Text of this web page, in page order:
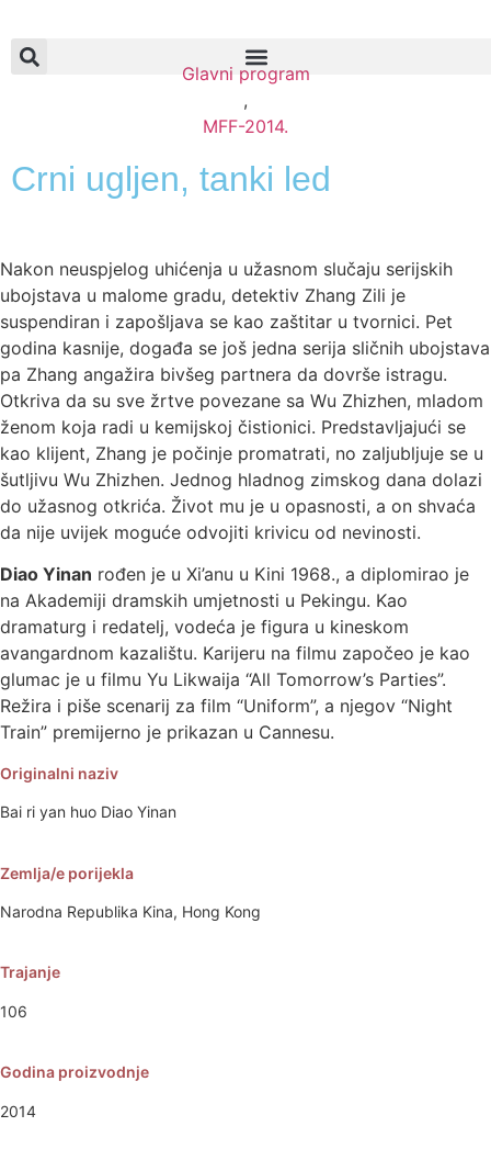
Glavni program
,
MFF-2014.
Crni ugljen, tanki led
Originalni naziv
Bai ri yan huo Diao Yinan
Zemlja/e porijekla
Narodna Republika Kina, Hong Kong
Trajanje
106
Godina proizvodnje
2014
Nakon neuspjelog uhićenja u užasnom slučaju serijskih
ubojstava u malome gradu, detektiv Zhang Zili je
suspendiran i zapošljava se kao zaštitar u tvornici. Pet
godina kasnije, događa se još jedna serija sličnih ubojstava
pa Zhang angažira bivšeg partnera da dovrše istragu.
Otkriva da su sve žrtve povezane sa Wu Zhizhen, mladom
ženom koja radi u kemijskoj čistionici. Predstavljajući se
kao klijent, Zhang je počinje promatrati, no zaljubljuje se u
šutljivu Wu Zhizhen. Jednog hladnog zimskog dana dolazi
do užasnog otkrića. Život mu je u opasnosti, a on shvaća
da nije uvijek moguće odvojiti krivicu od nevinosti.
Diao Yinan rođen je u Xi’anu u Kini 1968., a diplomirao je
na Akademiji dramskih umjetnosti u Pekingu. Kao
dramaturg i redatelj, vodeća je figura u kineskom
avangardnom kazalištu. Karijeru na filmu započeo je kao
glumac je u filmu Yu Likwaija “All Tomorrow’s Parties”.
Režira i piše scenarij za film “Uniform”, a njegov “Night
Train” premijerno je prikazan u Cannesu.